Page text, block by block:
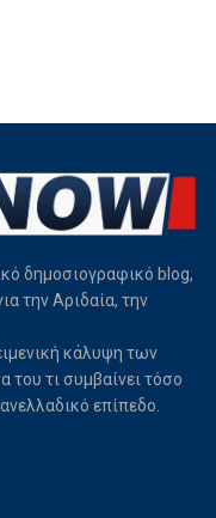
δημοσιογραφικό blog,
την Αριδαία, την
κάλυψη των
του τι συμβαίνει τόσο
επίπεδο.